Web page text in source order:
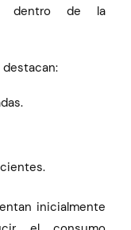
dentro de la
destacan:
inicialmente